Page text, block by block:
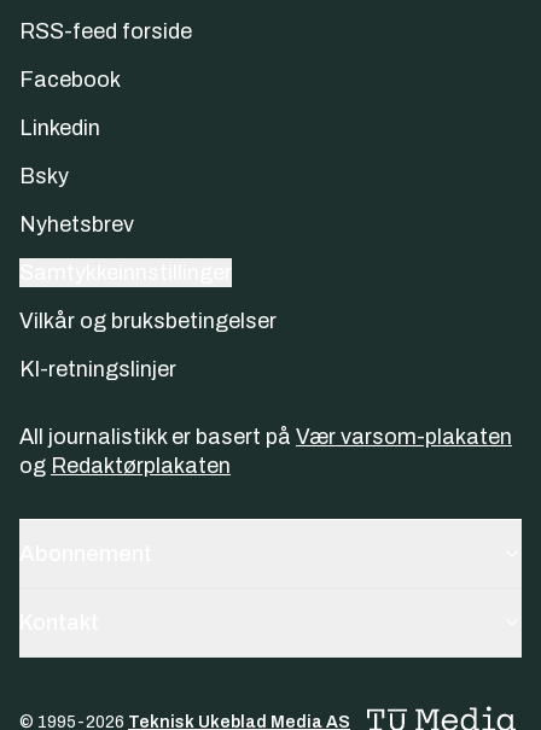
RSS-feed forside
Facebook
Linkedin
Bsky
Nyhetsbrev
Vilkår og bruksbetingelser
KI-retningslinjer
All journalistikk er basert på Vær varsom-plakaten
og Redaktørplakaten
© 1995-2026 Teknisk Ukeblad Media AS